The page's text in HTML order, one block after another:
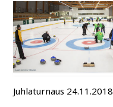
Juhlaturnaus 24.11.2018